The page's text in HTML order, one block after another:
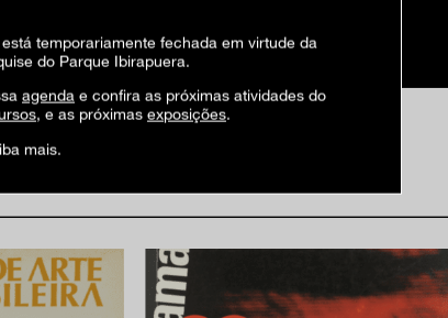
inscreva-se na
temporariamente fechada em virtude da
do Parque Ibirapuera.
agenda e confira as próximas atividades do
, e as próximas exposições.
mais.